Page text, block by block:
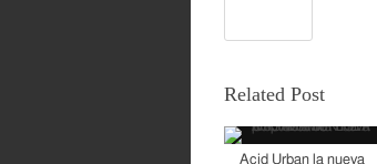
Related Post
Acid Urban la nueva